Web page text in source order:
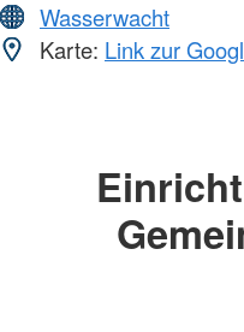
Wasserwacht
Karte: Link zur